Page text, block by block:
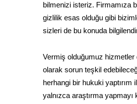
bilmenizi isteriz. Firmamıza
gizlilik esas olduğu gibi
sizleri de bu konuda
Vermiş olduğumuz hizmetler
olarak sorun teşkil
herhangi bir hukuki yaptırım
yalnızca araştırma